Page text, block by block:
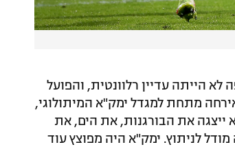
הייתה עדיין רלוונטית, והפועל
מתחת למגדל ימק"א המיתולוגי,
ייצגה את הבורגנות, את הים, את
לניתוץ. ימק"א היה מפוצץ עוד